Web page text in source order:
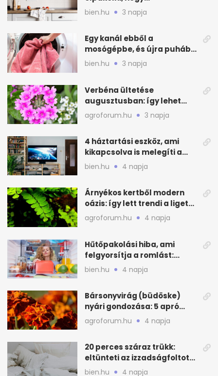
hűvösebbnek tűnjön a lakás
bien.hu 3 napja
Egy kanál ebből a
mosógépbe, és újra puhább
lesz a törölköző
bien.hu 3 napja
Verbéna ültetése
augusztusban: így lehet
még idén virágos a kert
agroforum.hu 3 napja
4 háztartási eszköz, ami
kikapcsolva is melegíti a
lakást
bien.hu 4 napja
Árnyékos kertből modern
oázis: így lett trendi a ligetes
zöld
agroforum.hu 4 napja
Hűtőpakolási hiba, ami
felgyorsítja a romlást:
zónákra figyelj
bien.hu 4 napja
Bársonyvirág (büdöske)
nyári gondozása: 5 apró
lépés a dús virágzásért
agroforum.hu 4 napja
20 perces száraz trükk:
eltünteti az izzadságfoltot
és a szagot a matracról
bien.hu 4 napja